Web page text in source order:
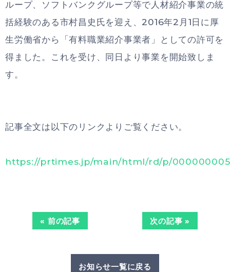
ループ、ソフトバンクグループ等で人材紹介事業の統
括経験のある市村昌史氏を迎え、2016年2月1日に厚
生労働省から「有料職業紹介事業者」としての許可を
得ました。これを受け、同日より事業を開始致しま
す。
記事全文は以下のリンクよりご覧ください。
https://prtimes.jp/main/html/rd/p/
« 前の記事 次の記事 »
お知らせ一覧に戻る